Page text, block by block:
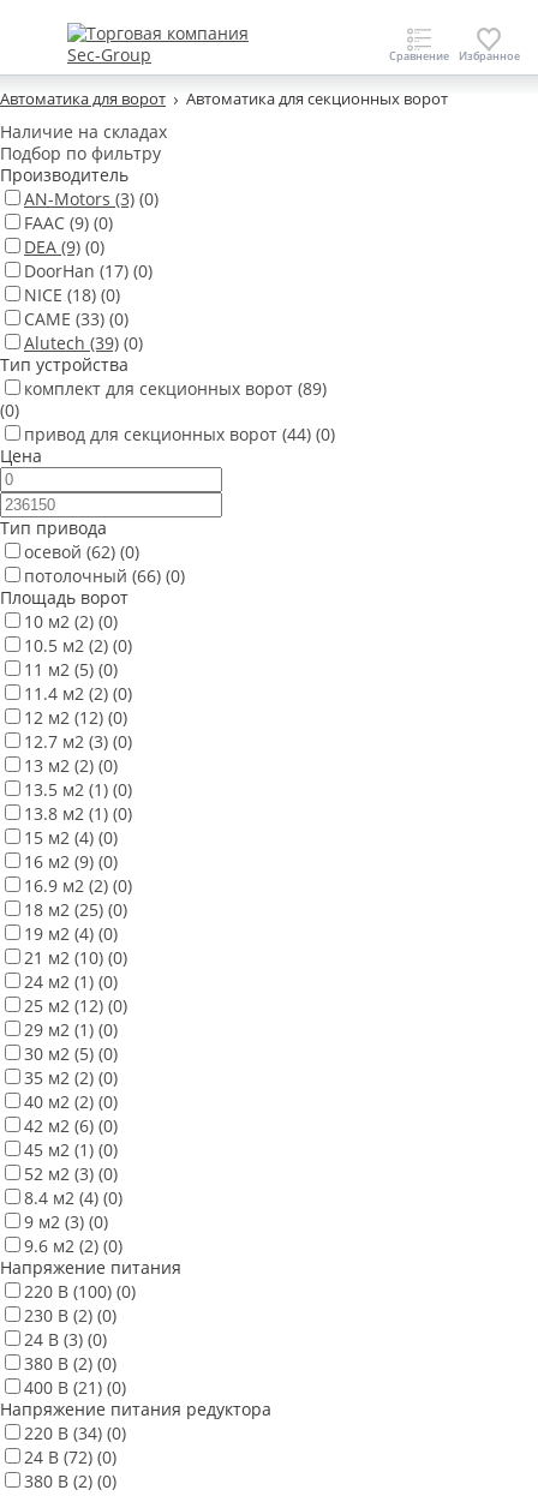
Автоматика для ворот Автоматика для секционных ворот
Наличие на складах
Подбор по фильтру
Производитель
AN-Motors (3) (0)
FAAC (9) (0)
DEA (9) (0)
DoorHan (17) (0)
NICE (18) (0)
CAME (33) (0)
Alutech (39) (0)
Тип устройства
комплект для секционных ворот (89)
(0)
привод для секционных ворот (44) (0)
Цена
Тип привода
осевой (62) (0)
потолочный (66) (0)
Площадь ворот
10 м2 (2) (0)
10.5 м2 (2) (0)
11 м2 (5) (0)
11.4 м2 (2) (0)
12 м2 (12) (0)
12.7 м2 (3) (0)
13 м2 (2) (0)
13.5 м2 (1) (0)
13.8 м2 (1) (0)
15 м2 (4) (0)
16 м2 (9) (0)
16.9 м2 (2) (0)
18 м2 (25) (0)
19 м2 (4) (0)
21 м2 (10) (0)
24 м2 (1) (0)
25 м2 (12) (0)
29 м2 (1) (0)
30 м2 (5) (0)
35 м2 (2) (0)
40 м2 (2) (0)
42 м2 (6) (0)
45 м2 (1) (0)
52 м2 (3) (0)
8.4 м2 (4) (0)
9 м2 (3) (0)
9.6 м2 (2) (0)
Напряжение питания
220 В (100) (0)
230 В (2) (0)
24 В (3) (0)
380 В (2) (0)
400 В (21) (0)
Напряжение питания редуктора
220 В (34) (0)
24 В (72) (0)
380 В (2) (0)